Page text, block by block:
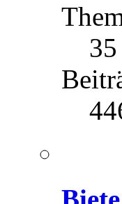
35